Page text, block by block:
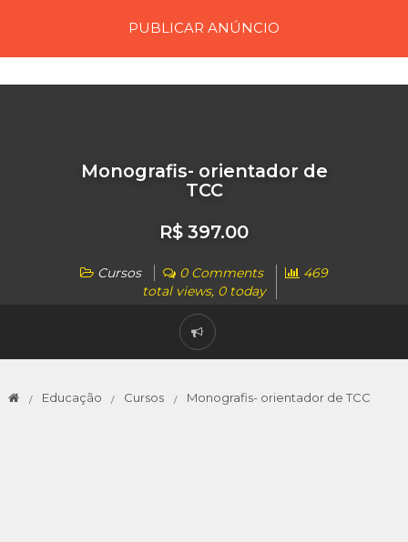
PUBLICAR ANÚNCIO
Monografis- orientador de
TCC
R$ 397.00
Cursos 0 Comments
469
total views, 0 today
Educação Cursos Monografis- orientador de TCC